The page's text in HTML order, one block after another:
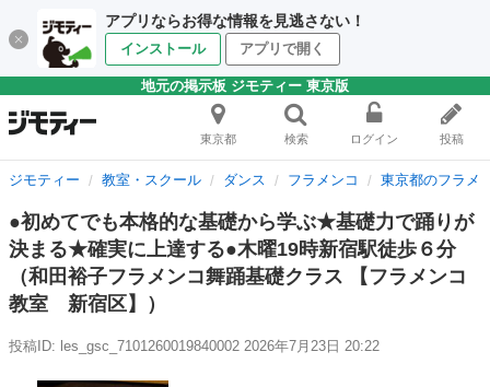
アプリならお得な情報を見逃さない！
インストール アプリで開く
地元の掲示板 ジモティー 東京版
東京都 検索 ログイン 投稿
ジモティー 教室・スクール ダンス フラメンコ 東京都のフラメ
●初めてでも本格的な基礎から学ぶ★基礎力で踊りが
決まる★確実に上達する●木曜19時新宿駅徒歩６分
（和田裕子フラメンコ舞踊基礎クラス 【フラメンコ
教室 新宿区】）
投稿ID: les_gsc_7101260019840002 2026年7月23日 20:22